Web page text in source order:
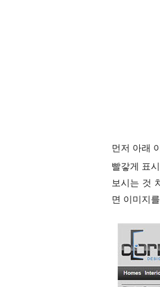
먼저 아래
빨갛게 표
보시는 것
면 이미지